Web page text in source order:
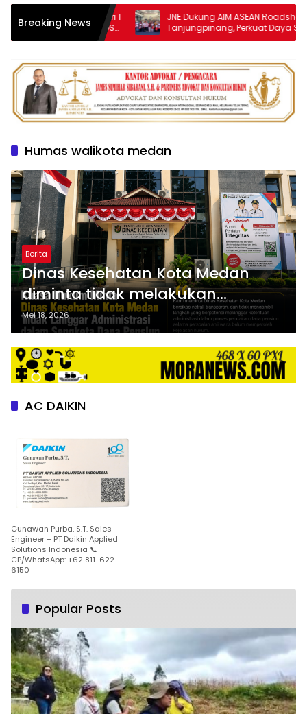
Breaking News
SMA Negeri 1
Sejarah Lolos OSN
JNE Dukung AIM ASEAN Roadshow to
Tanjungpinang, Perkuat Daya Saing
UMKM melalui Pemanfaatan Teknologi AI
Humas walikota medan
Berita
Dinas Kesehatan Kota Medan
diminta tidak melakukan
tindakan manipulasi,
pelanggaran administrasi dan
kode etik PNS
Mei 18, 2026
AC DAIKIN
Gunawan Purba, S.T. Sales
Engineer – PT Daikin Applied
Solutions Indonesia 📞
CP/WhatsApp: +62 811-622-
6150
Popular Posts